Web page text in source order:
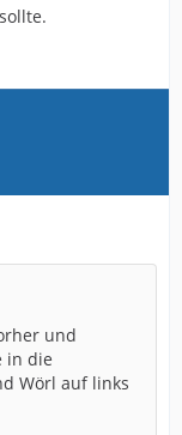
und
in die
Wörl auf links